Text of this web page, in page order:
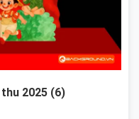
2025 (6)